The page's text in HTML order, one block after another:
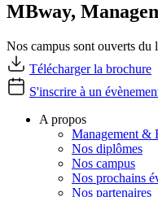
MBway,
Nos campus sont ouverts du
Télécharger la brochure
S'inscrire à un
A propos
Management &
Nos diplômes
Nos campus
Nos prochains
Nos partenaires